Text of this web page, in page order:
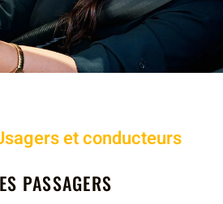
et conducteurs
PASSAGERS